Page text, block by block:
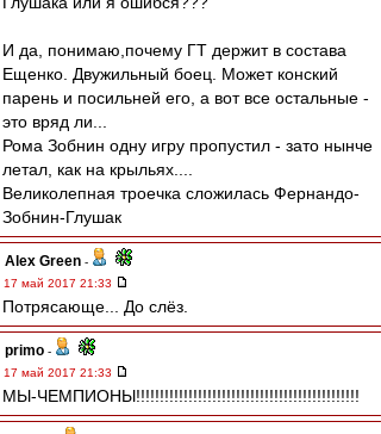
И да, понимаю,почему ГТ держит в состава
Ещенко. Двужильный боец. Может конский
парень и посильней его, а вот все остальные -
это вряд ли...
Рома Зобнин одну игру пропустил - зато нынче
летал, как на крыльях....
Великолепная троечка сложилась Фернандо-
Зобнин-Глушак
Alex Green -
17 май 2017 21:33
Потрясающе... До слёз.
primo -
17 май 2017 21:33
МЫ-ЧЕМПИОНЫ!!!!!!!!!!!!!!!!!!!!!!!!!!!!!!!!!!!!!!!!!!!!!!!